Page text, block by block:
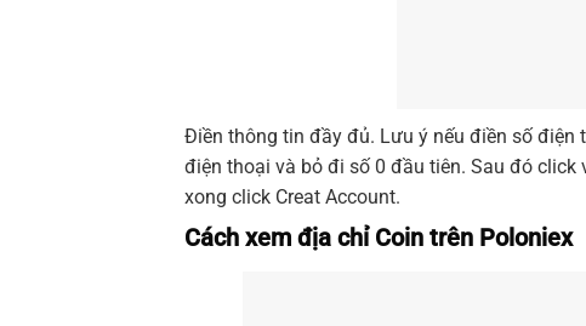
Điền thông tin đầy đủ. Lưu ý nếu điền số
điện thoại và bỏ đi số 0 đầu tiên. Sau đó
xong click Creat Account.
Cách xem địa chỉ Coin trên Poloniex